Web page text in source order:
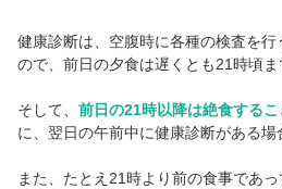
健康診断は、空腹時に各種の検査を
ので、前日の夕食は遅くとも21時頃ま
そして、 前日の21時以降は絶食する
に、翌日の午前中に健康診断がある場
また、たとえ21時より前の食事であ